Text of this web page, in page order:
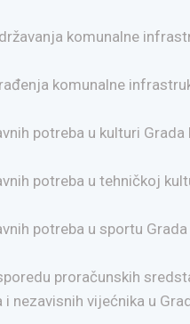
komunalne
komunalne
potreba u kulturi Grada
potreba u tehničkoj
potreba u sportu
proračunskih
nezavisnih vijećnika u